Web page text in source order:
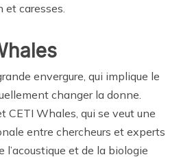
et caresses.
envergure, qui implique le
changer la donne.
CETI Whales, qui se veut une
entre chercheurs et experts
l’acoustique et de la biologie